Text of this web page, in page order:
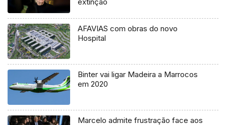
AFAVIAS com obras do novo
Hospital
Binter vai ligar Madeira a Marrocos
em 2020
Marcelo admite frustração face aos